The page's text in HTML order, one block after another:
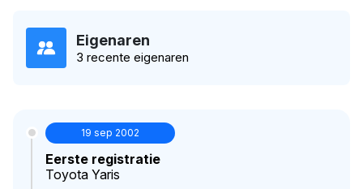
Eigenaren
3 recente eigenaren
19 sep 2002
Eerste registratie
Toyota Yaris